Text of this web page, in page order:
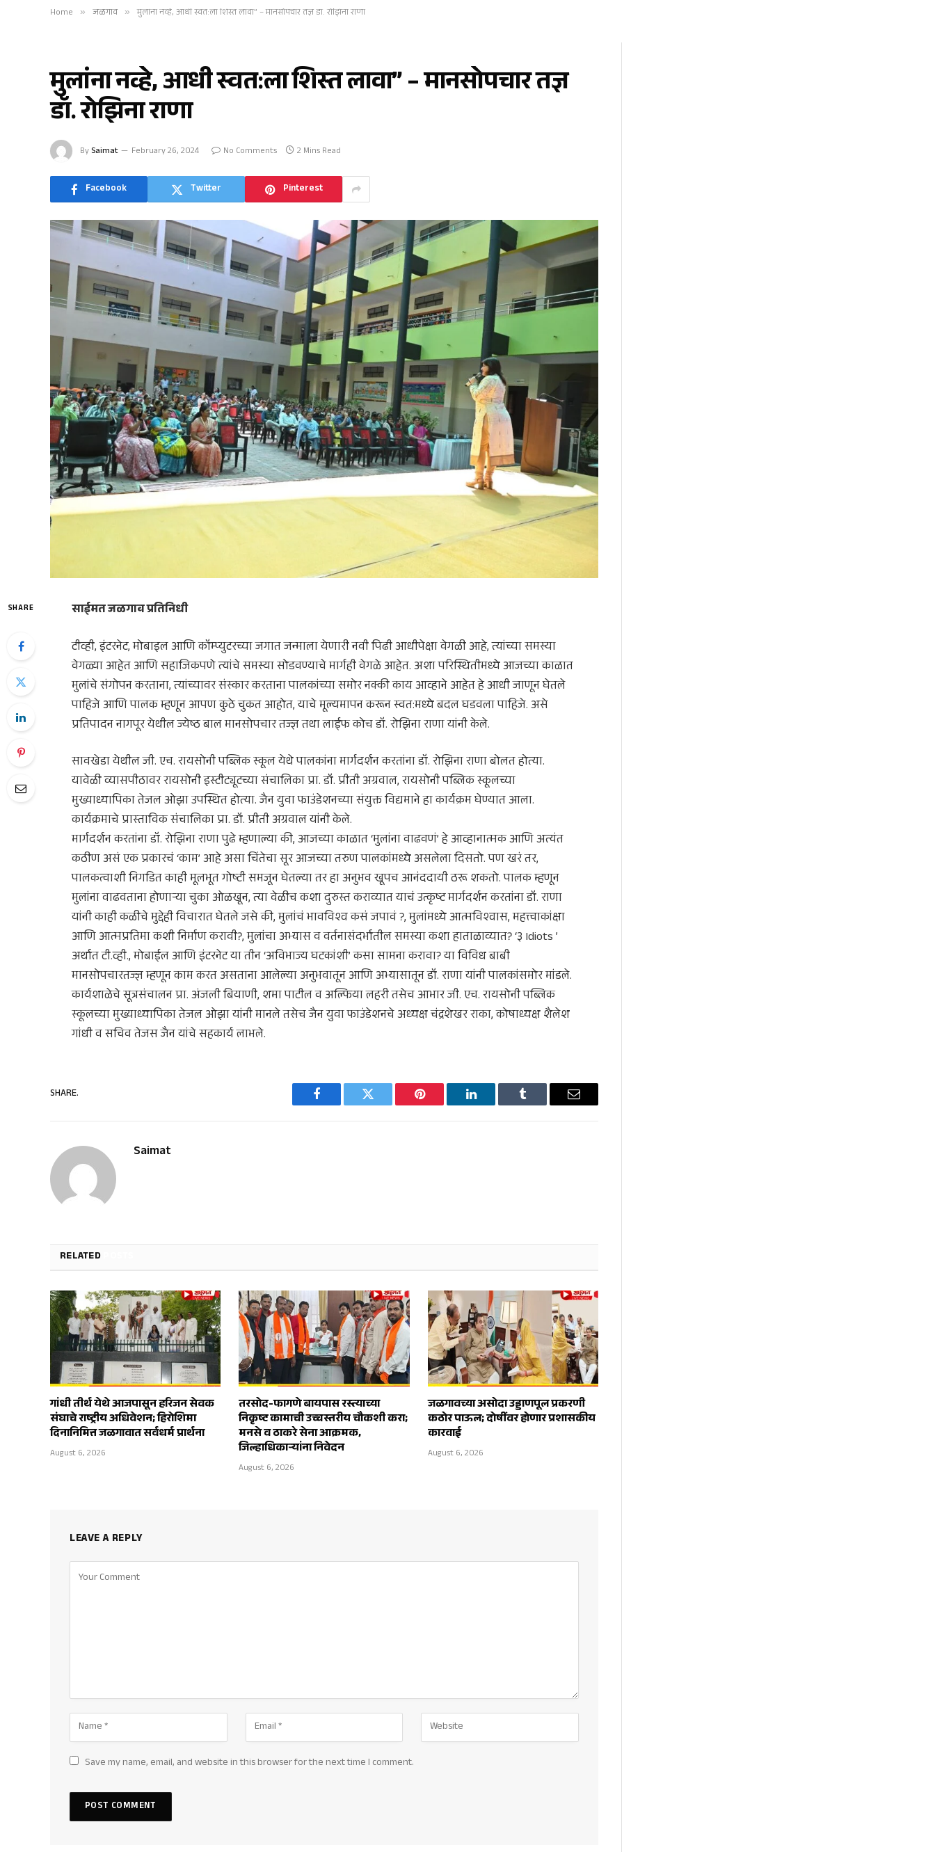
Home » जळगाव » मुलांना नव्हे, आधी स्वत:ला शिस्त लावा” – मानसोपचार तज्ञ डॉ. रोझिना राणा
मुलांना नव्हे, आधी स्वत:ला शिस्त लावा” – मानसोपचार तज्ञ
डॉ. रोझिना राणा
By Saimat February 26, 2024 No Comments 2 Mins Read
Facebook Twitter Pinterest
SHARE
साईमत जळगाव प्रतिनिधी
टीव्ही, इंटरनेट, मोबाइल आणि कॉम्प्युटरच्या जगात जन्माला येणारी नवी पिढी आधीपेक्षा वेगळी आहे, त्यांच्या समस्या
वेगळ्या आहेत आणि सहाजिकपणे त्यांचे समस्या सोडवण्याचे मार्गही वेगळे आहेत. अशा परिस्थितीमध्ये आजच्या काळात
मुलांचे संगोपन करताना, त्यांच्यावर संस्कार करताना पालकांच्या समोर नक्की काय आव्हाने आहेत हे आधी जाणून घेतले
पाहिजे आणि पालक म्हणून आपण कुठे चुकत आहोत, याचे मूल्यमापन करून स्वत:मध्ये बदल घडवला पाहिजे. असे
प्रतिपादन नागपूर येथील ज्येष्ठ बाल मानसोपचार तज्ज्ञ तथा लाईफ कोच डॉ. रोझिना राणा यांनी केले.
सावखेडा येथील जी. एच. रायसोनी पब्लिक स्कूल येथे पालकांना मार्गदर्शन करतांना डॉ. रोझिना राणा बोलत होत्या.
यावेळी व्यासपीठावर रायसोनी इस्टीट्यूटच्या संचालिका प्रा. डॉ. प्रीती अग्रवाल, रायसोनी पब्लिक स्कूलच्या
मुख्याध्यापिका तेजल ओझा उपस्थित होत्या. जैन युवा फाउंडेशनच्या संयुक्त विद्यमाने हा कार्यक्रम घेण्यात आला.
कार्यक्रमाचे प्रास्ताविक संचालिका प्रा. डॉ. प्रीती अग्रवाल यांनी केले.
मार्गदर्शन करतांना डॉ. रोझिना राणा पुढे म्हणाल्या की, आजच्या काळात ‘मुलांना वाढवणं’ हे आव्हानात्मक आणि अत्यंत
कठीण असं एक प्रकारचं ‘काम’ आहे असा चिंतेचा सूर आजच्या तरुण पालकांमध्ये असलेला दिसतो. पण खरं तर,
पालकत्वाशी निगडित काही मूलभूत गोष्टी समजून घेतल्या तर हा अनुभव खूपच आनंददायी ठरू शकतो. पालक म्हणून
मुलांना वाढवताना होणा‍र्‍या चुका ओळखून, त्या वेळीच कशा दुरुस्त कराव्यात याचं उत्कृष्ट मार्गदर्शन करतांना डॉ. राणा
यांनी काही कळीचे मुद्देही विचारात घेतले जसे की, मुलांचं भावविश्व कसं जपावं ?, मुलांमध्ये आत्मविश्वास, महत्त्वाकांक्षा
आणि आत्मप्रतिमा कशी निर्माण करावी?, मुलांचा अभ्यास व वर्तनासंदर्भातील समस्या कशा हाताळाव्यात? ‘३ Idiots ’
अर्थात टी.व्ही., मोबाईल आणि इंटरनेट या तीन ‘अविभाज्य घटकांशी’ कसा सामना करावा? या विविध बाबी
मानसोपचारतज्ज्ञ म्हणून काम करत असताना आलेल्या अनुभवातून आणि अभ्यासातून डॉ. राणा यांनी पालकांसमोर मांडले.
कार्यशाळेचे सूत्रसंचालन प्रा. अंजली बियाणी, शमा पाटील व अल्फिया लहरी तसेच आभार जी. एच. रायसोनी पब्लिक
स्कूलच्या मुख्याध्यापिका तेजल ओझा यांनी मानले तसेच जैन युवा फाउंडेशनचे अध्यक्ष चंद्रशेखर राका, कोषाध्यक्ष शैलेश
गांधी व सचिव तेजस जैन यांचे सहकार्य लाभले.
SHARE.
Facebook Twitter Pinterest LinkedIn Tumblr Email
Saimat
RELATED
गांधी तीर्थ येथे आजपासून हरिजन सेवक
संघाचे राष्ट्रीय अधिवेशन; हिरोशिमा
दिनानिमित्त जळगावात सर्वधर्म प्रार्थना
August 6, 2026
तरसोद-फागणे बायपास रस्त्याच्या
निकृष्ट कामाची उच्चस्तरीय चौकशी करा;
मनसे व ठाकरे सेना आक्रमक,
जिल्हाधिकाऱ्यांना निवेदन
August 6, 2026
जळगावच्या असोदा उड्डाणपूल प्रकरणी
कठोर पाऊल; दोषींवर होणार प्रशासकीय
कारवाई
August 6, 2026
LEAVE A REPLY
Save my name, email, and website in this browser for the next time I comment.